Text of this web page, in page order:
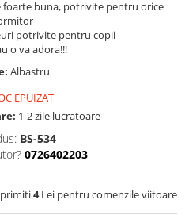
buna, potrivite pentru orice
potrivite pentru copii
o va adora!!!
Albastru
EPUIZAT
1-2 zile lucratoare
BS-534
0726402203
4Lei pentru comenzile viitoare